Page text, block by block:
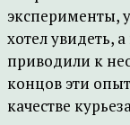
эксперименты,
хотел увидеть,
приводили к
концов эти
качестве